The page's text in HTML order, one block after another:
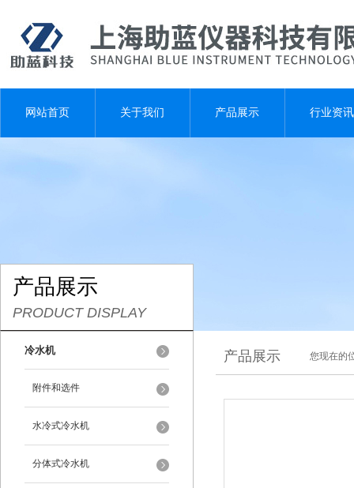
网站首页 关于我们 产品展示 行业资讯
产品展示
PRODUCT DISPLAY
冷水机
附件和选件
水冷式冷水机
分体式冷水机
产品展示 您现在的